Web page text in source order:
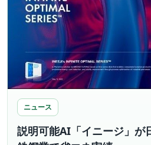
ニュース
説明可能AI「イニージ」が